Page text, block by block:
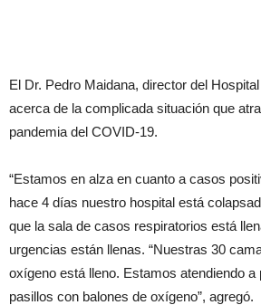
El Dr. Pedro Maidana, director del
acerca de la complicada situación que
pandemia del COVID-19.
“Estamos en alza en cuanto a casos
hace 4 días nuestro hospital está
que la sala de casos respiratorios está
urgencias están llenas. “Nuestras 30
oxígeno está lleno. Estamos atendiendo a
pasillos con balones de oxígeno”, agregó.